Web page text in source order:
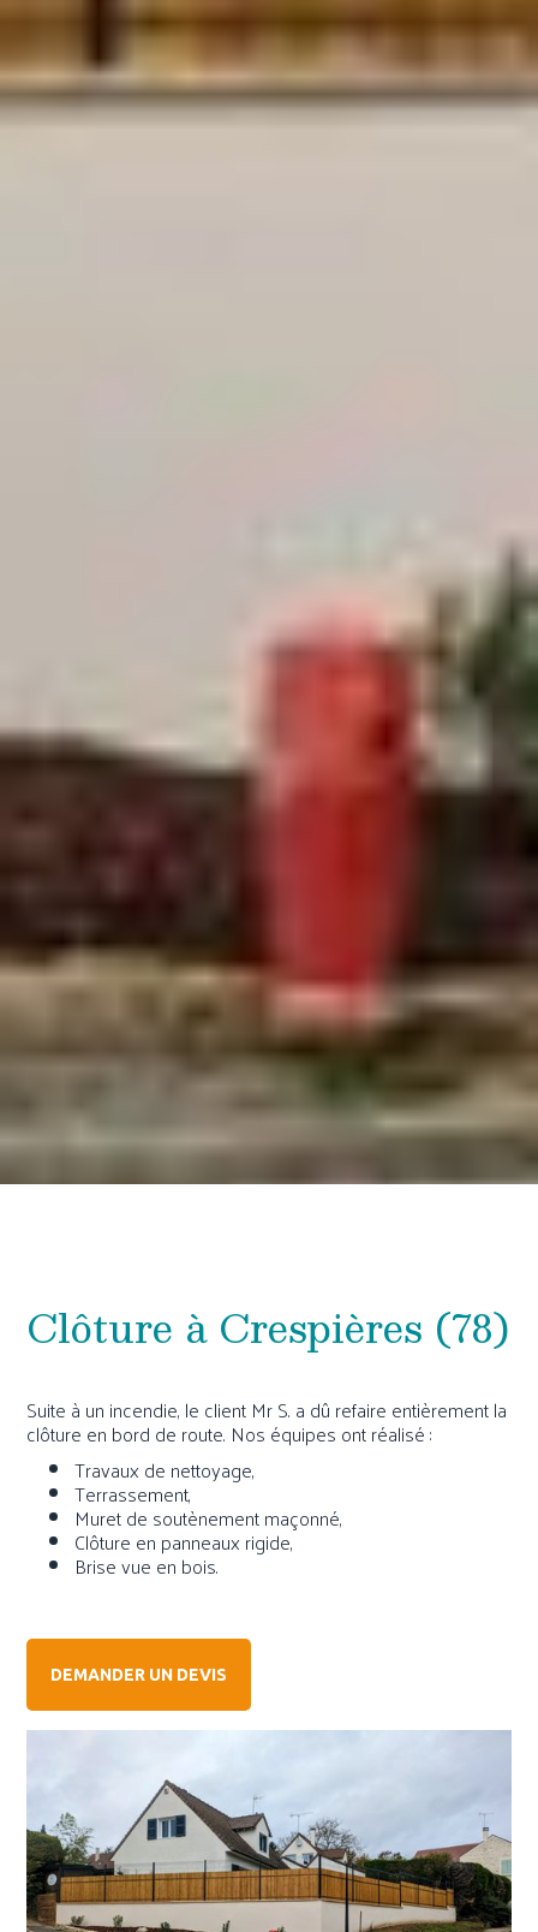
Clôture à Crespières (78)
Suite à un incendie, le client Mr S. a dû refaire entièrement la
clôture en bord de route. Nos équipes ont réalisé :
Travaux de nettoyage,
Terrassement,
Muret de soutènement maçonné,
Clôture en panneaux rigide,
Brise vue en bois.
DEMANDER UN DEVIS